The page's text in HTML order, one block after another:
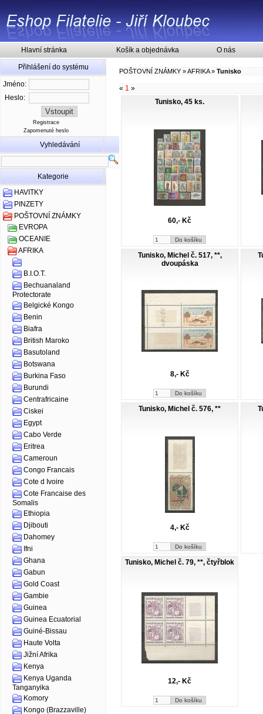
Hlavní stránka Košík a objednávka O nás
Přihlášení do systému
Jméno:
Heslo:
Registrace
Zapomenuté heslo
Vyhledávání
Kategorie
HAVITKY
PINZETY
POŠTOVNÍ ZNÁMKY
EVROPA
OCEANIE
AFRIKA
B.I.O.T.
Bechuanaland
Protectorate
Belgické Kongo
Benin
Biafra
British Maroko
Basutoland
Botswana
Burkina Faso
Burundi
Centrafricaine
Ciskei
Egypt
Cabo Verde
Eritrea
Cameroun
Congo Francais
Cote d Ivoire
Cote Francaise des
Somalis
Ethiopia
Djibouti
Dahomey
Ifni
Ghana
Gabun
Gold Coast
Gambie
Guinea
Guinea Ecuatorial
Guiné-Bissau
Haute Volta
Jižní Afrika
Kenya
Kenya Uganda
Tanganyika
Komory
Kongo (Brazzaville)
POŠTOVNÍ ZNÁMKY »AFRIKA» Tunisko
« 1 »
Tunisko, 45 ks.
60,- Kč
Tunisko, Michel č. 517, **,
dvoupáska
8,- Kč
Tunisko, Michel č. 576, **
4,- Kč
Tunisko, Michel č. 79, **, čtyřblok
12,- Kč